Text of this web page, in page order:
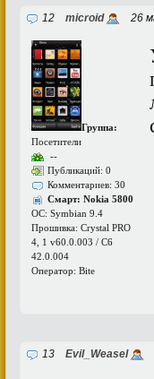
12 microid 26
Группа:
Посетители
--
Публикаций: 0
Комментариев: 30
Смарт: Nokia 5800
ОС: Symbian 9.4
Прошивка: Crystal PRO
4, 1 v60.0.003 / C6
42.0.004
Оператор: Bite
13 Evil_Weasel